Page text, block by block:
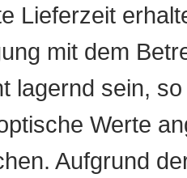
Lieferzeit
mit dem
lagernd sein,
Werte
Aufgrund